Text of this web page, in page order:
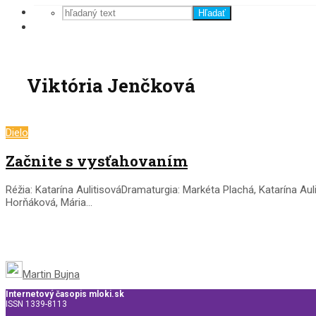
Hľadať
Viktória Jenčková
Dielo
Začnite s vysťahovaním
Réžia: Katarína AulitisováDramaturgia: Markéta Plachá, Katarína
Horňáková, Mária...
Martin Bujna
Internetový časopis mloki.sk
ISSN 1339-8113